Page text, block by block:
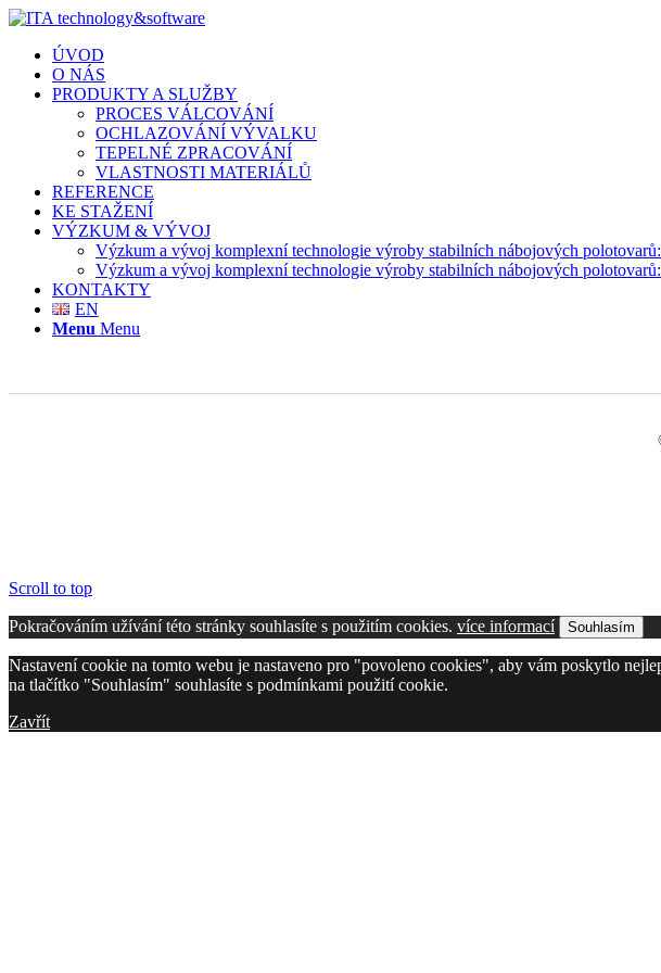
ÚVOD
O NÁS
PRODUKTY A SLUŽBY
PROCES VÁLCOVÁNÍ
OCHLAZOVÁNÍ VÝVALKU
TEPELNÉ ZPRACOVÁNÍ
VLASTNOSTI MATERIÁLŮ
REFERENCE
KE STAŽENÍ
VÝZKUM & VÝVOJ
Výzkum a vývoj komplexní technologie výroby stabilních nábojových
Výzkum a vývoj komplexní technologie výroby stabilních nábojových
KONTAKTY
EN
Menu Menu
Scroll to top
Pokračováním užívání této stránky souhlasíte s použitím cookies. více informací Souhlasím
Nastavení cookie na tomto webu je nastaveno pro "povoleno cookies", aby vám poskytlo
na tlačítko "Souhlasím" souhlasíte s podmínkami použití cookie.
Zavřít